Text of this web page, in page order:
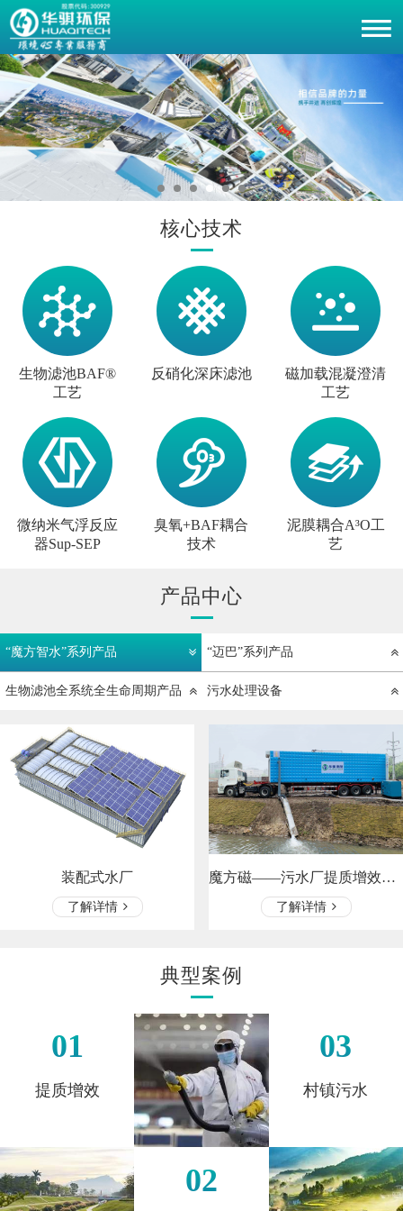
核心技术
生物滤池BAF®
工艺
反硝化深床滤池
磁加载混凝澄清
工艺
微纳米气浮反应
器Sup-SEP
臭氧+BAF耦合
技术
泥膜耦合A³O工
艺
产品中心
“魔方智水”系列产品 “迈巴”系列产品
生物滤池全系统全生命周期产品 污水处理设备
装配式水厂
了解详情
魔方磁——污水厂提质增效、河道处…
了解详情
典型案例
01
提质增效
02
03
村镇污水